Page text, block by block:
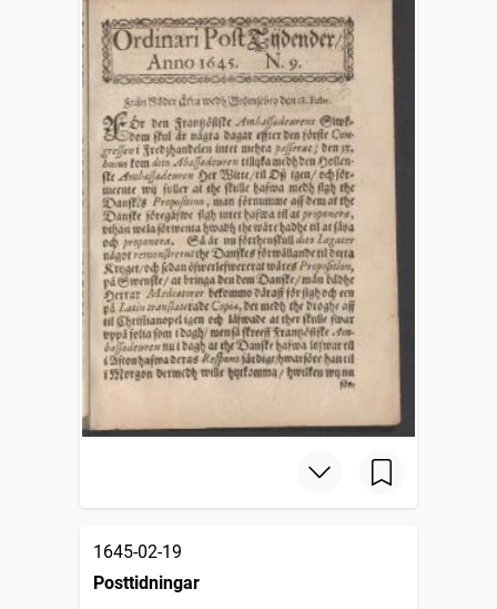
1645-02-19
Posttidningar